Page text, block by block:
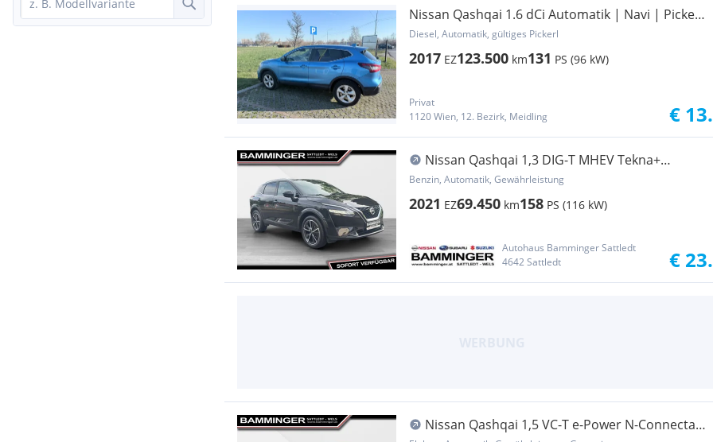
Nissan Qashqai 1.6 dCi Automatik | Navi | Pickerl
12/2026 |
Diesel, Automatik, gültiges Pickerl
2017 EZ123.500 km131 PS (96 kW)
Privat
1120 Wien, 12. Bezirk, Meidling
€
Nissan Qashqai 1,3 DIG-T MHEV Tekna+
AUTOMATIK
Benzin, Automatik, Gewährleistung
2021 EZ69.450 km158 PS (116 kW)
Autohaus Bamminger Sattledt
4642 Sattledt
€
Nissan Qashqai 1,5 VC-T e-Power N-Connecta